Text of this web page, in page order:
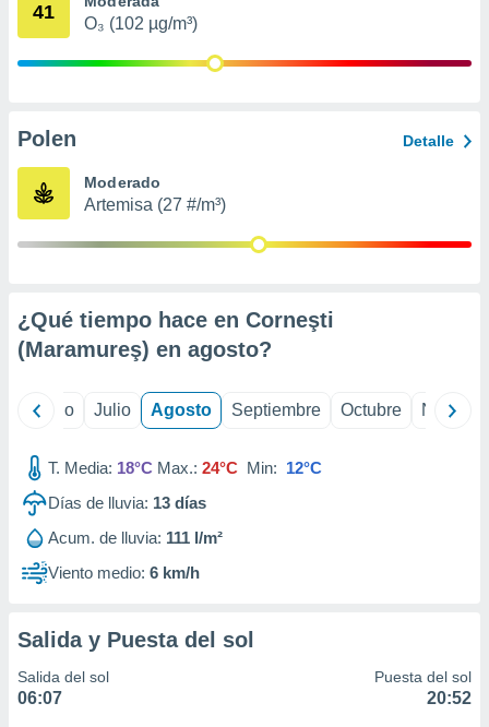
publicidad
de
1199
41
O₃ (102 µg/m³)
Polen Detalle
Moderado
Artemisa (27 #/m³)
¿Qué tiempo hace en Corneşti
(Maramureş) en agosto?
Junio Julio Agosto Septiembre Octubre
T. Media: 18°C Max.: 24°C Min: 12°C
Días de lluvia: 13 días
Acum. de lluvia: 111 l/m²
Viento medio: 6 km/h
Salida y Puesta del sol
Salida del sol
06:07
Puesta del sol
20:52